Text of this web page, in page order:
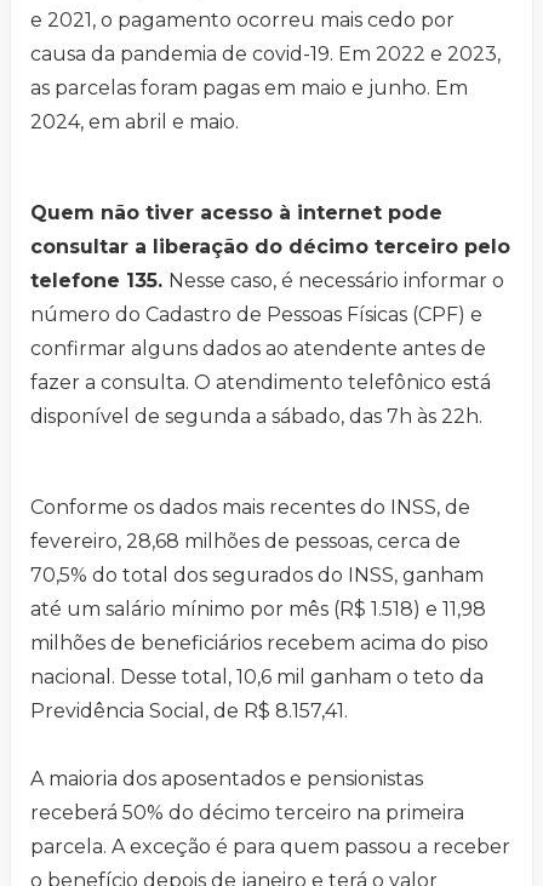
e 2021, o pagamento ocorreu mais cedo por
causa da pandemia de covid-19. Em 2022 e 2023,
as parcelas foram pagas em maio e junho. Em
2024, em abril e maio.
Quem não tiver acesso à internet pode
consultar a liberação do décimo terceiro pelo
telefone 135. Nesse caso, é necessário informar o
número do Cadastro de Pessoas Físicas (CPF) e
confirmar alguns dados ao atendente antes de
fazer a consulta. O atendimento telefônico está
disponível de segunda a sábado, das 7h às 22h.
Conforme os dados mais recentes do INSS, de
fevereiro, 28,68 milhões de pessoas, cerca de
70,5% do total dos segurados do INSS, ganham
até um salário mínimo por mês (R$ 1.518) e 11,98
milhões de beneficiários recebem acima do piso
nacional. Desse total, 10,6 mil ganham o teto da
Previdência Social, de R$ 8.157,41.
A maioria dos aposentados e pensionistas
receberá 50% do décimo terceiro na primeira
parcela. A exceção é para quem passou a receber
o benefício depois de janeiro e terá o valor